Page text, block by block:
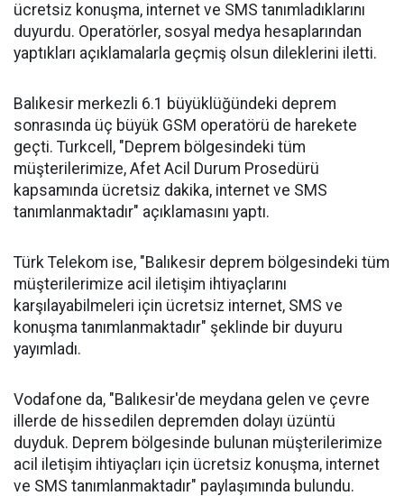
ücretsiz konuşma, internet ve SMS tanımladıklarını
duyurdu. Operatörler, sosyal medya hesaplarından
yaptıkları açıklamalarla geçmiş olsun dileklerini iletti.
Balıkesir merkezli 6.1 büyüklüğündeki deprem
sonrasında üç büyük GSM operatörü de harekete
geçti. Turkcell, "Deprem bölgesindeki tüm
müşterilerimize, Afet Acil Durum Prosedürü
kapsamında ücretsiz dakika, internet ve SMS
tanımlanmaktadır" açıklamasını yaptı.
Türk Telekom ise, "Balıkesir deprem bölgesindeki tüm
müşterilerimize acil iletişim ihtiyaçlarını
karşılayabilmeleri için ücretsiz internet, SMS ve
konuşma tanımlanmaktadır" şeklinde bir duyuru
yayımladı.
Vodafone da, "Balıkesir'de meydana gelen ve çevre
illerde de hissedilen depremden dolayı üzüntü
duyduk. Deprem bölgesinde bulunan müşterilerimize
acil iletişim ihtiyaçları için ücretsiz konuşma, internet
ve SMS tanımlanmaktadır" paylaşımında bulundu.